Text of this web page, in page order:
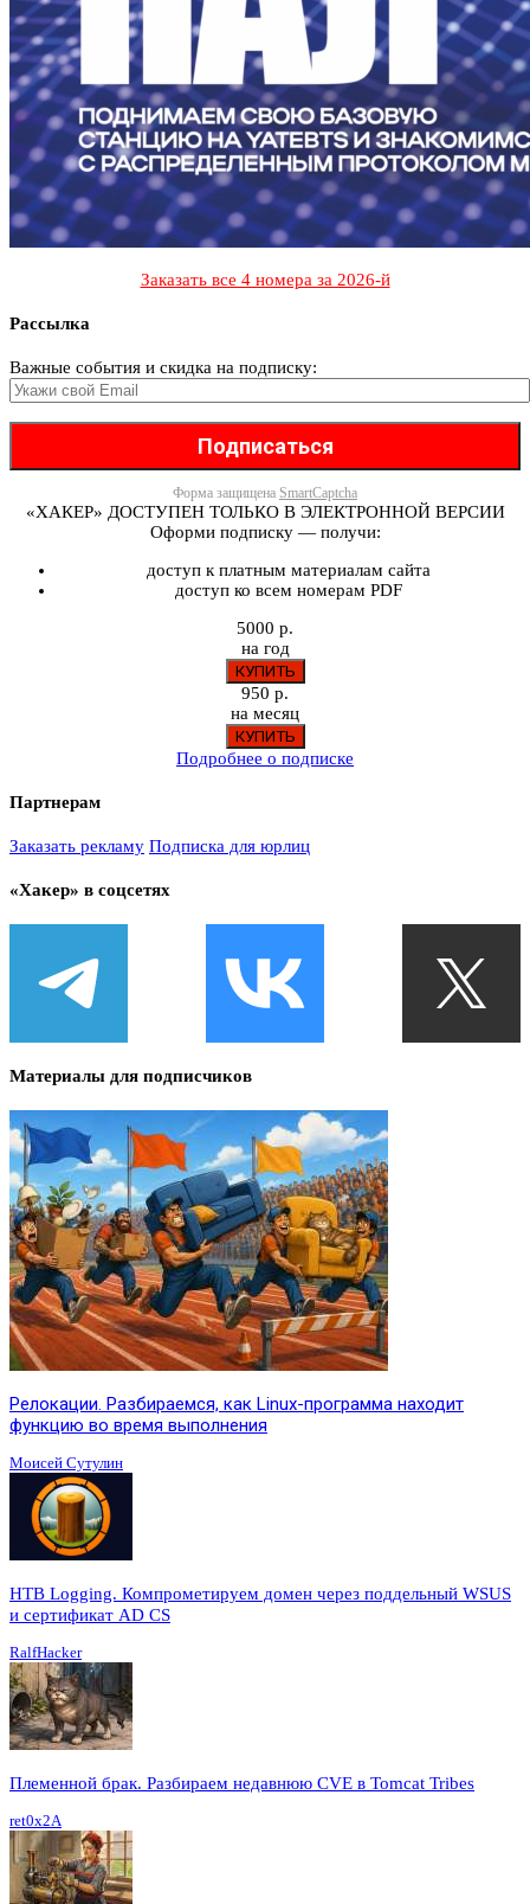
Заказать все 4 номера за 2026-й
Рассылка
Важные события и скидка на подписку:
Форма защищена SmartCaptcha
«ХАКЕР» ДОСТУПЕН ТОЛЬКО В ЭЛЕКТРОННОЙ ВЕРСИИ
Оформи подписку — получи:
доступ к платным материалам сайта
доступ ко всем номерам PDF
5000 р.
на год
950 р.
на месяц
Подробнее о подписке
Партнерам
Заказать рекламу Подписка для юрлиц
«Хакер» в соцсетях
Материалы для подписчиков
Релокации. Разбираемся, как Linux-программа находит
функцию во время выполнения
Моисей Сутулин
HTB Logging. Компрометируем домен через поддельный WSUS
и сертификат AD CS
RalfHacker
Племенной брак. Разбираем недавнюю CVE в Tomcat Tribes
ret0x2A